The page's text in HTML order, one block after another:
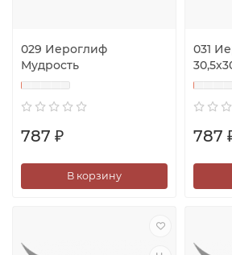
029 Иероглиф
Мудрость
787 ₽
В корзину
031
787